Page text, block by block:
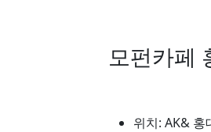
모펀카페
위치: AK& 홍